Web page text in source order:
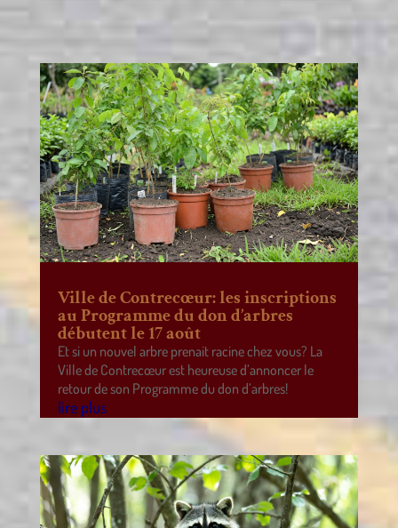
Ville de Contrecœur: les inscriptions
au Programme du don d’arbres
débutent le 17 août
Et si un nouvel arbre prenait racine chez vous? La
Ville de Contrecœur est heureuse d’annoncer le
retour de son Programme du don d’arbres!
lire plus